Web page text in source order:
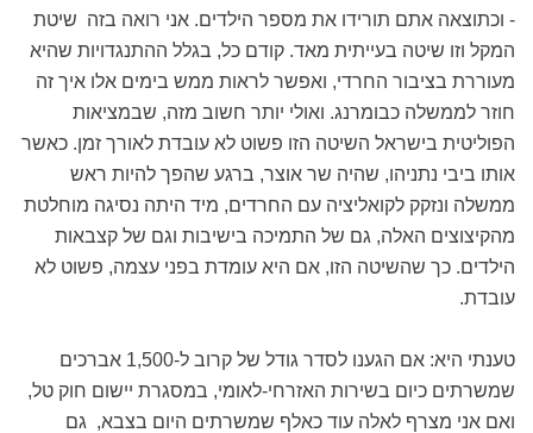
- וכתוצאה אתם תורידו את מספר הילדים. אני רואה בזה שיטת
המקל וזו שיטה בעייתית מאד. קודם כל, בגלל ההתנגדויות שהיא
מעוררת בציבור החרדי, ואפשר לראות ממש בימים אלו איך זה
חוזר לממשלה כבומרנג. ואולי יותר חשוב מזה, שבמציאות
הפוליטית בישראל השיטה הזו פשוט לא עובדת לאורך זמן. כאשר
אותו ביבי נתניהו, שהיה שר אוצר, ברגע שהפך להיות ראש
ממשלה ונזקק לקואליציה עם החרדים, מיד היתה נסיגה מוחלטת
מהקיצוצים האלה, גם של התמיכה בישיבות וגם של קצבאות
הילדים. כך שהשיטה הזו, אם היא עומדת בפני עצמה, פשוט לא
עובדת.
טענתי היא: אם הגענו לסדר גודל של קרוב ל-1,500 אברכים
שמשרתים כיום בשירות האזרחי-לאומי, במסגרת יישום חוק טל,
ואם אני מצרף לאלה עוד כאלף שמשרתים היום בצבא, גם